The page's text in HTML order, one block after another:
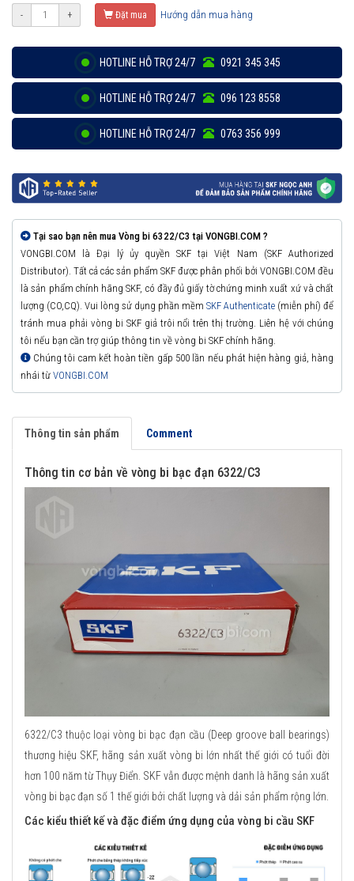
- + Đặt mua Hướng dẫn mua hàng
HOTLINE HỖ TRỢ 24/7 0921 345 345
HOTLINE HỖ TRỢ 24/7 096 123 8558
HOTLINE HỖ TRỢ 24/7 0763 356 999
Tại sao bạn nên mua Vòng bi 6322/C3 tại VONGBI.COM ?
VONGBI.COM là Đại lý ủy quyền SKF tại Việt Nam (SKF Authorized
Distributor). Tất cả các sản phẩm SKF được phân phối bởi VONGBI.COM đều
là sản phẩm chính hãng SKF, có đầy đủ giấy tờ chứng minh xuất xứ và chất
lượng (CO,CQ). Vui lòng sử dụng phần mềm SKF Authenticate (miễn phí) để
tránh mua phải vòng bi SKF giả trôi nổi trên thị trường. Liên hệ với chúng
tôi nếu bạn cần trợ giúp thông tin về vòng bi SKF chính hãng.
Chúng tôi cam kết hoàn tiền gấp 500 lần nếu phát hiện hàng giả, hàng
nhái từ VONGBI.COM
Thông tin sản phẩm Comment
Thông tin cơ bản về vòng bi bạc đạn 6322/C3
6322/C3 thuộc loại vòng bi bạc đạn cầu (Deep groove ball bearings)
thương hiệu SKF, hãng sản xuất vòng bi lớn nhất thế giới có tuổi đời
hơn 100 năm từ Thụy Điển. SKF vẫn được mệnh danh là hãng sản xuất
vòng bi bạc đạn số 1 thế giới bởi chất lượng và dải sản phẩm rộng lớn.
Các kiểu thiết kế và đặc điểm ứng dụng của vòng bi cầu SKF